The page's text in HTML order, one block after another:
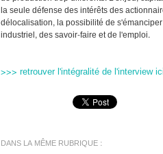
la seule défense des intérêts des
délocalisation, la possibilité de
industriel, des savoir-faire et de l'emploi.
>>> retrouver l'intégralité de l'interview ici
DANS LA MÊME RUBRIQUE :